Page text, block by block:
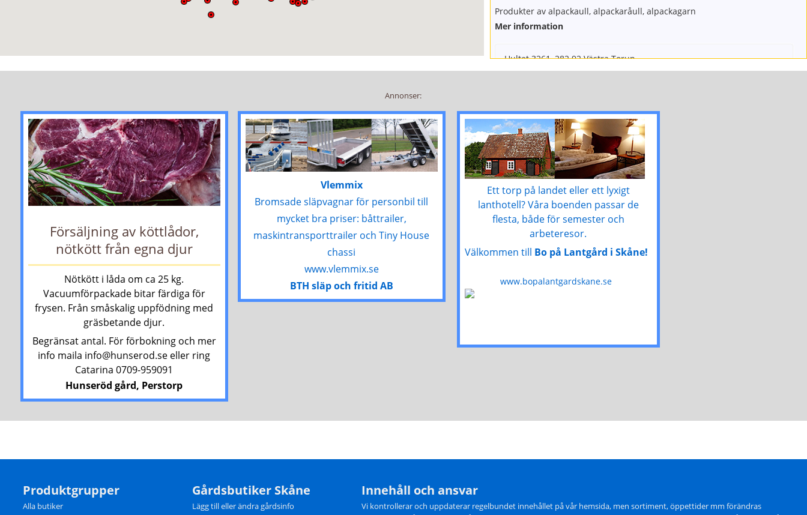
Produkter av alpackaull, alpackaråull, alpackagarn
Mer information
Hultet 3261, 282 92 Västra Torup
0451-55080
Säsong/öppettider:
Enligt överenskommelse
Året runt
Annedals Gårdsbutik
Grönsaker, bär, potatis, blommor, honung, saft, sylt, ägg, raps- och linfröolja,
äppelmust, cider, äppelglögg och druvjuice
Annonser:
Försäljning av köttlådor,
nötkött från egna djur
Nötkött i låda om ca 25 kg.
Vacuumförpackade bitar färdiga för
frysen. Från småskalig uppfödning med
gräsbetande djur.
Begränsat antal. För förbokning och mer
info maila info@hunserod.se eller ring
Catarina 0709-959091
Hunseröd gård, Perstorp
Vlemmix
Bromsade släpvagnar för personbil till
mycket bra priser: båttrailer,
maskintransporttrailer och Tiny House
chassi
www.vlemmix.se
BTH släp och fritid AB
Ett torp på landet eller ett lyxigt
lanthotell? Våra boenden passar de
flesta, både för semester och
arbeteresor.
Välkommen till Bo på Lantgård i Skåne!
www.bopalantgardskane.se
Produktgrupper
Alla butiker
Gårdsbutiker Skåne
Lägg till eller ändra gårdsinfo
Innehåll och ansvar
Vi kontrollerar och uppdaterar regelbundet innehållet på vår hemsida, men sortiment, öppettider mm förändras